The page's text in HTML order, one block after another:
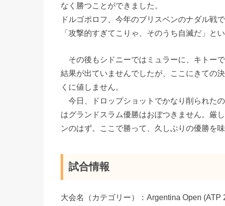
なく勝つことができました。
ドルゴポロフ、今年のブリスベンのナダル戦
「攻撃的すぎてこりゃ、そのうち自滅だ」と
その後もシドニーではミュラーに、キトー
結果が出ていませんでしたが、ここにきての
くに値しません。
今日、ドロップショットでかなり削られた
はグランドスラム優勝はおぼつきません。厳
ンのはず。ここで勝って、久しぶりの優勝を
試合情報
大会名（カテゴリー）：Argentina Open (ATP